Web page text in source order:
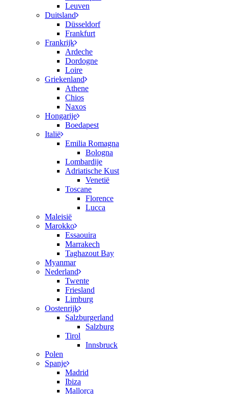
Leuven
Duitsland
Düsseldorf
Frankfurt
Frankrijk
Ardeche
Dordogne
Loire
Griekenland
Athene
Chios
Naxos
Hongarije
Boedapest
Italië
Emilia Romagna
Bologna
Lombardije
Adriatische Kust
Venetië
Toscane
Florence
Lucca
Maleisië
Marokko
Essaouira
Marrakech
Taghazout Bay
Myanmar
Nederland
Twente
Friesland
Limburg
Oostenrijk
Salzburgerland
Salzburg
Tirol
Innsbruck
Polen
Spanje
Madrid
Ibiza
Mallorca